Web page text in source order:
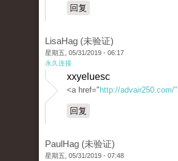
回复
LisaHag (未验证)
星期五, 05/31/2019 - 06:17
永久连接
xxyeluesc
<a href=" http://advair250.com/
回复
PaulHag (未验证)
星期五, 05/31/2019 - 07:48